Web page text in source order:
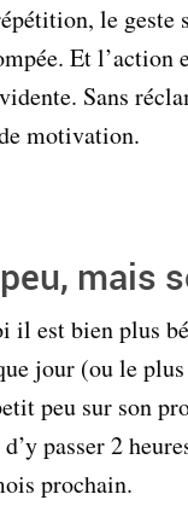
le geste
Et l’action
Sans
motivation.
mais
il est bien plus
jour (ou le
peu sur son
passer 2
prochain.